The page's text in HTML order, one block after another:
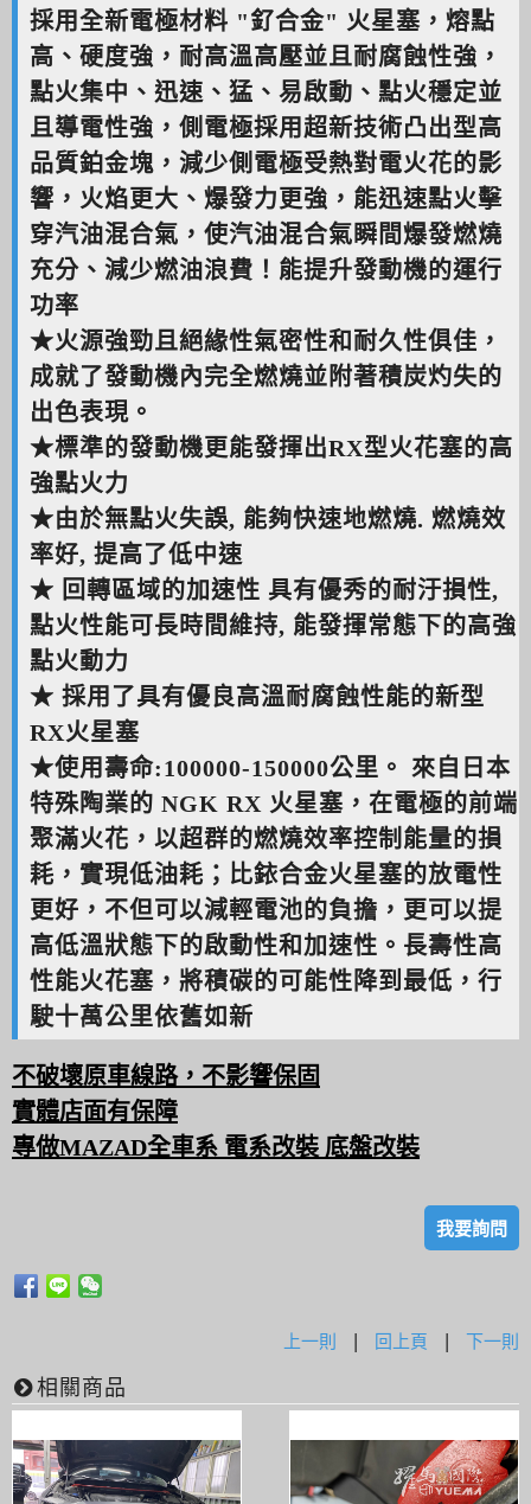
採用全新電極材料 "釕合金" 火星塞，熔點
高、硬度強，耐高溫高壓並且耐腐蝕性強，
點火集中、迅速、猛、易啟動、點火穩定並
且導電性強，側電極採用超新技術凸出型高
品質鉑金塊，減少側電極受熱對電火花的影
響，火焰更大、爆發力更強，能迅速點火擊
穿汽油混合氣，使汽油混合氣瞬間爆發燃燒
充分、減少燃油浪費！能提升發動機的運行
功率
★火源強勁且絕緣性氣密性和耐久性俱佳，
成就了發動機內完全燃燒並附著積炭灼失的
出色表現。
★標準的發動機更能發揮出RX型火花塞的高
強點火力
★由於無點火失誤, 能夠快速地燃燒. 燃燒效
率好, 提高了低中速
★ 回轉區域的加速性 具有優秀的耐汙損性,
點火性能可長時間維持, 能發揮常態下的高強
點火動力
★ 採用了具有優良高溫耐腐蝕性能的新型
RX火星塞
★使用壽命:100000-150000公里。 來自日本
特殊陶業的 NGK RX 火星塞，在電極的前端
聚滿火花，以超群的燃燒效率控制能量的損
耗，實現低油耗；比銥合金火星塞的放電性
更好，不但可以減輕電池的負擔，更可以提
高低溫狀態下的啟動性和加速性。長壽性高
性能火花塞，將積碳的可能性降到最低，行
駛十萬公里依舊如新
不破壞原車線路，不影響保固
實體店面有保障
專做MAZAD全車系 電系改裝 底盤改裝
我要詢問
上一則 | 回上頁 | 下一則
相關商品